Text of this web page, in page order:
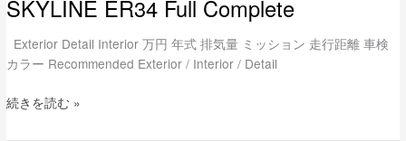
SKYLINE ER34 Full Complete
Exterior Detail Interior 万円 年式 排気量 ミッション 走行距離 車検
カラー Recommended Exterior / Interior / Detail
続きを読む »